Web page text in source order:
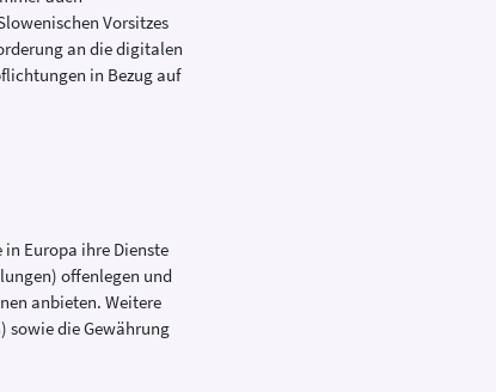
Vorsitzes
an die digitalen
in Bezug auf
Europa ihre Dienste
offenlegen und
anbieten. Weitere
sowie die Gewährung